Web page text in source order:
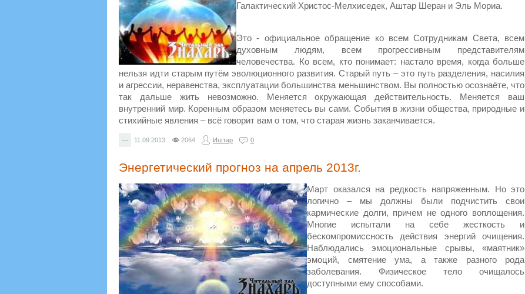
Галактический Христос-Мелхиседек, Аштар Шеран и Эль Мориа.
Это - официальное обращение ко всем Сотрудникам Света, всем
духовным людям, всем прогрессивным представителям
человечества. Ко всем, кто понимает: настало время, когда больше
нельзя идти старым путём эволюционного развития. Старый путь – это путь разделения, насилия
и агрессии, неравенства, эксплуатации большинства меньшинством. Вы полностью осознаёте, что
так дальше жить невозможно. Меняется окружающая действительность. Меняется ваш
внутренний мир. Коренным образом меняетесь вы сами. События в жизни общества, природные и
стихийные явления – всё говорит вам о том, что старая жизнь заканчивается.
— 11.09.2013 2064 Иштар 0
Энергетический прогноз на апрель 2013г.
Март оказался на редкость напряженным. Но это
логично – мы должны были подчистить свои
кармические долги, причем не одного воплощения.
Многие испытали на себе жесткость и
бескомпромиссность действия энергий очищения.
Наблюдались эмоциональные срывы, «маятник»
эмоций, смятение ума, а также разного рода
заболевания. Физическое тело очищалось
доступными ему способами.